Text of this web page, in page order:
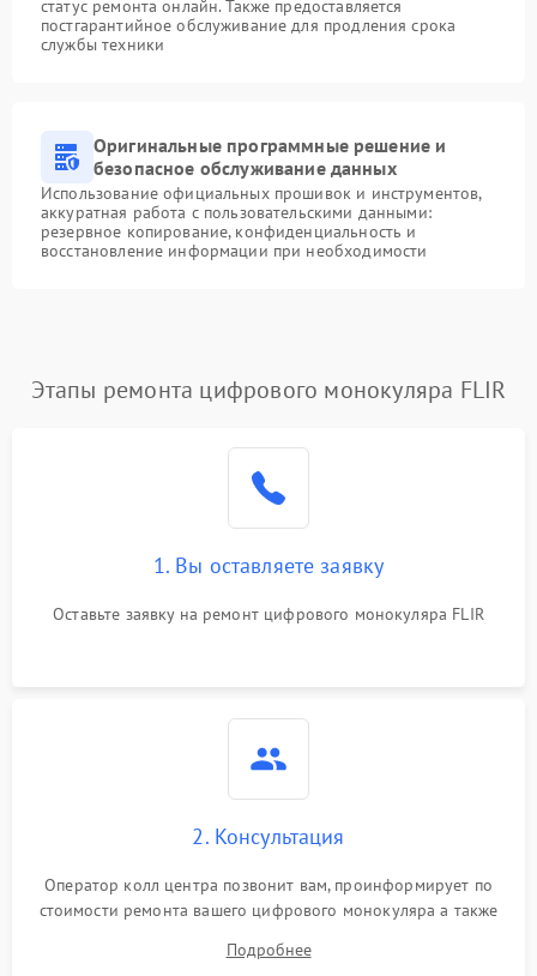
статус ремонта онлайн. Также предоставляется
постгарантийное обслуживание для продления срока
службы техники
Оригинальные программные решение и
безопасное обслуживание данных
Использование официальных прошивок и инструментов,
аккуратная работа с пользовательскими данными:
резервное копирование, конфиденциальность и
восстановление информации при необходимости
Этапы ремонта цифрового монокуляра FLIR
1. Вы оставляете заявку
Оставьте заявку на ремонт цифрового монокуляра FLIR
2. Консультация
Оператор колл центра позвонит вам, проинформирует по
стоимости ремонта вашего цифрового монокуляра а также
Подробнее